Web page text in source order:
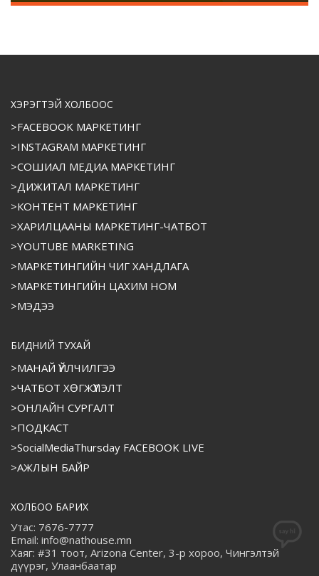
ХЭРЭГТЭЙ ХОЛБООС
>FACEBOOK МАРКЕТИНГ
>INSTAGRAM МАРКЕТИНГ
>СОШИАЛ МЕДИА МАРКЕТИНГ
>ДИЖИТАЛ МАРКЕТИНГ
>КОНТЕНТ МАРКЕТИНГ
>ХАРИЛЦААНЫ МАРКЕТИНГ-ЧАТБОТ
>YOUTUBE MARKETING
>МАРКЕТИНГИЙН ЧИГ ХАНДЛАГА
>МАРКЕТИНГИЙН ЦАХИМ НОМ
>МЭДЭЭ
БИДНИЙ ТУХАЙ
>МАНАЙ ҮЙЛЧИЛГЭЭ
>ЧАТБОТ ХӨГЖҮҮЛЭЛТ
>ОНЛАЙН СУРГАЛТ
>ПОДКАСТ
>SocialMediaThursday FACEBOOK LIVE
>АЖЛЫН БАЙР
ХОЛБОО БАРИХ
Утас: 7676-7777
Email: info@nathouse.mn
Хаяг: #31 тоот, Arizona Center, 3-р хороо, Чингэлтэй
дүүрэг, Улаанбаатар